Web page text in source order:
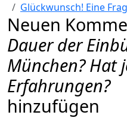
Glückwunsch! Eine
Neuen
Dauer der
München? Hat
Erfahrungen?
hinzufügen